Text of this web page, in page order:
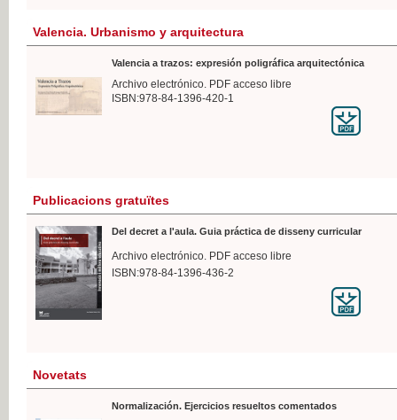
Valencia. Urbanismo y arquitectura
Valencia a trazos: expresión poligráfica arquitectónica
Archivo electrónico. PDF acceso libre
ISBN:978-84-1396-420-1
Publicacions gratuïtes
Del decret a l'aula. Guia práctica de disseny curricular
Archivo electrónico. PDF acceso libre
ISBN:978-84-1396-436-2
Novetats
Normalización. Ejercicios resueltos comentados